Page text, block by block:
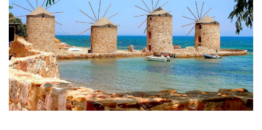
κάνει
να
ξεχωρίζει”